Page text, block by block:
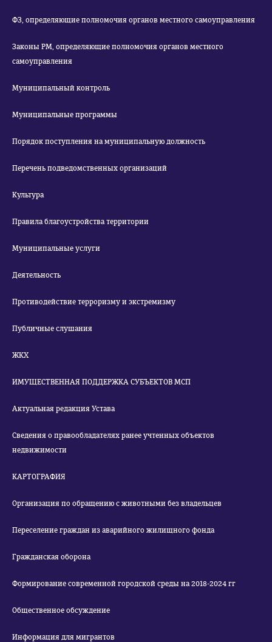
ФЗ, определяющие полномочия органов местного самоуправления
Законы РМ, определяющие полномочия органов местного
самоуправления
Муниципальный контроль
Муниципальные программы
Порядок поступления на муниципальную должность
Перечень подведомственных организаций
Культура
Правила благоустройства территории
Муниципальные услуги
Деятельность
Противодействие терроризму и экстремизму
Публичные слушания
ЖКХ
ИМУЩЕСТВЕННАЯ ПОДДЕРЖКА СУБЪЕКТОВ МСП
Актуальная редакция Устава
Сведения о правообладателях ранее учтенных объектов
недвижимости
КАРТОГРАФИЯ
Организация по обращению с животными без владельцев
Переселение граждан из аварийного жилищного фонда
Гражданская оборона
Формирование современной городской среды на 2018-2024 гг
Общественное обсуждение
Информация для мигрантов